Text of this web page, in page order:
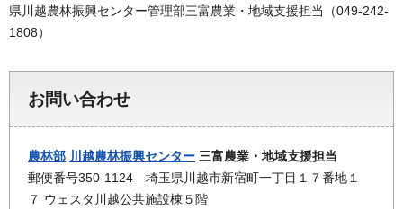
県川越農林振興センター管理部三富農業・地域支援担当（049-242-
1808）
お問い合わせ
農林部 川越農林振興センター 三富農業・地域支援担当
郵便番号350-1124 埼玉県川越市新宿町一丁目１７番地１
７ ウェスタ川越公共施設棟５階